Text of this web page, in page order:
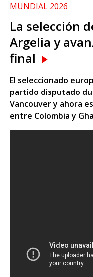
MUNDIAL 2026
La selección
Argelia y
final
El seleccionado
partido disputado
Vancouver y ahora
entre Colombia y